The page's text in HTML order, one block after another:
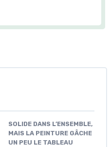
SOLIDE DANS L’ENSEMBLE,
MAIS LA PEINTURE GÂCHE
UN PEU LE TABLEAU